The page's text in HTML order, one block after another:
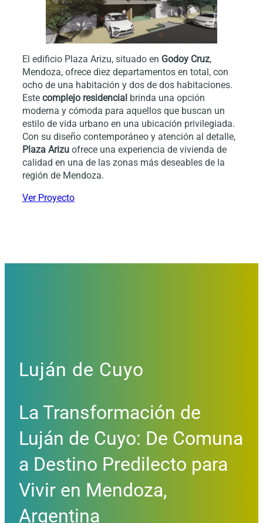
El edificio Plaza Arizu, situado en Godoy Cruz,
Mendoza, ofrece diez departamentos en total, con
ocho de una habitación y dos de dos habitaciones.
Este complejo residencial brinda una opción
moderna y cómoda para aquellos que buscan un
estilo de vida urbano en una ubicación privilegiada.
Con su diseño contemporáneo y atención al detalle,
Plaza Arizu ofrece una experiencia de vivienda de
calidad en una de las zonas más deseables de la
región de Mendoza.
Ver Proyecto
Luján de Cuyo
La Transformación de
Luján de Cuyo: De Comuna
a Destino Predilecto para
Vivir en Mendoza,
Argentina